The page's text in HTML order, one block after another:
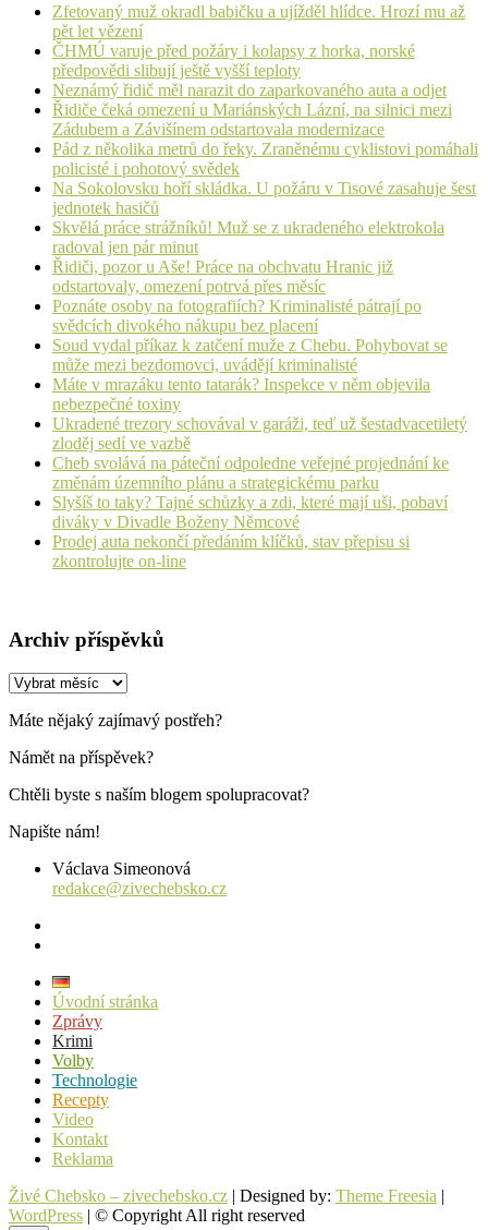
Zfetovaný muž okradl babičku a ujížděl hlídce. Hrozí mu až
pět let vězení
ČHMÚ varuje před požáry i kolapsy z horka, norské
předpovědi slibují ještě vyšší teploty
Neznámý řidič měl narazit do zaparkovaného auta a odjet
Řidiče čeká omezení u Mariánských Lázní, na silnici mezi
Zádubem a Závišínem odstartovala modernizace
Pád z několika metrů do řeky. Zraněnému cyklistovi pomáhali
policisté i pohotový svědek
Na Sokolovsku hoří skládka. U požáru v Tisové zasahuje šest
jednotek hasičů
Skvělá práce strážníků! Muž se z ukradeného elektrokola
radoval jen pár minut
Řidiči, pozor u Aše! Práce na obchvatu Hranic již
odstartovaly, omezení potrvá přes měsíc
Poznáte osoby na fotografiích? Kriminalisté pátrají po
svědcích divokého nákupu bez placení
Soud vydal příkaz k zatčení muže z Chebu. Pohybovat se
může mezi bezdomovci, uvádějí kriminalisté
Máte v mrazáku tento tatarák? Inspekce v něm objevila
nebezpečné toxiny
Ukradené trezory schovával v garáži, teď už šestadvacetiletý
zloděj sedí ve vazbě
Cheb svolává na páteční odpoledne veřejné projednání ke
změnám územního plánu a strategickému parku
Slyšíš to taky? Tajné schůzky a zdi, které mají uši, pobaví
diváky v Divadle Boženy Němcové
Prodej auta nekončí předáním klíčků, stav přepisu si
zkontrolujte on-line
Archiv příspěvků
Archiv
Máte nějaký zajímavý postřeh?
Námět na příspěvek?
Chtěli byste s naším blogem spolupracovat?
Napište nám!
Václava Simeonová
redakce@zivechebsko.cz
Úvodní stránka
Zprávy
Krimi
Volby
Technologie
Recepty
Video
Kontakt
Reklama
Živé Chebsko – zivechebsko.cz | Designed by: Theme Freesia |
WordPress | © Copyright All right reserved